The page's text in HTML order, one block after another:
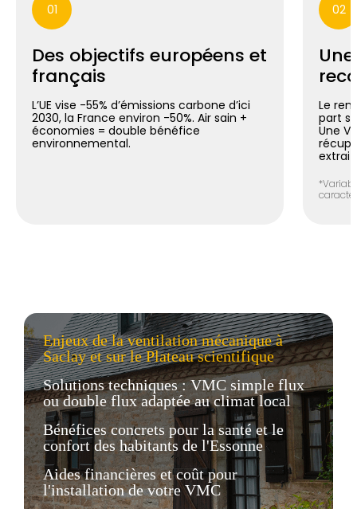
01
Des objectifs européens et
français
L’UE vise -55% d’émissions carbone d’ici
2030, la France environ -50%. Air sain +
économies = double bénéfice
environnemental.
02
Le
part
Une
Enjeux de la ventilation mécanique à
Saclay et sur le Plateau scientifique
Solutions techniques : VMC simple flux
ou double flux adaptée au climat local
Bénéfices concrets pour la santé et le
confort des habitants de l'Essonne
Aides financières et coût pour
l'installation de votre VMC